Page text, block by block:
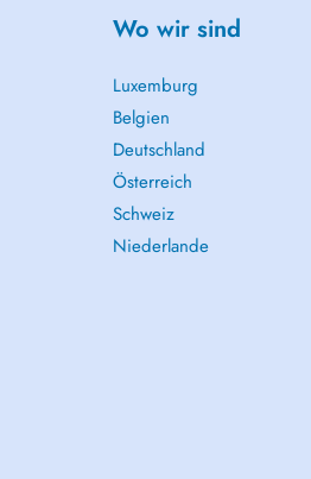
Wo wir sind
Luxemburg
Belgien
Deutschland
Österreich
Schweiz
Niederlande